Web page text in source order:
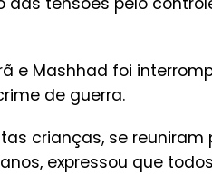
e Mashhad foi
de guerra.
crianças, se reuniram
expressou que